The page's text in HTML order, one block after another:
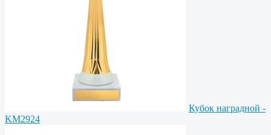
Кубок наградной -
KM2924